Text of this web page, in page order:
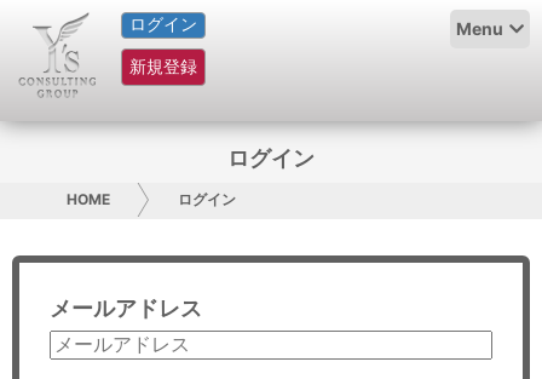
ログイン
新規登録
Menu
HOME
サービス紹介
グループ概要
採用情報
お問い合わせ
ログイン
HOME ログイン
メールアドレス